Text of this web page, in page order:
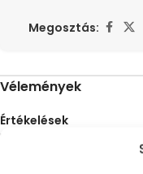
Megosztás:
Vélemények
Értékelések
Még nincsenek